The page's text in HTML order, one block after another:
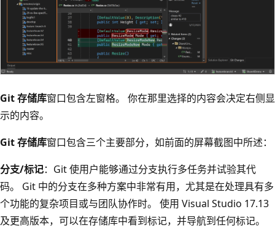
Git 存储库窗口包含左窗格。 你在那里选择的内容会决定右侧显
示的内容。
Git 存储库窗口包含三个主要部分，如前面的屏幕截图中所述：
分支/标记：Git 使用户能够通过分支执行多任务并试验其代
码。 Git 中的分支在多种方案中非常有用，尤其是在处理具有多
个功能的复杂项目或与团队协作时。 使用 Visual Studio 17.13
及更高版本，可以在存储库中看到标记，并导航到任何标记。